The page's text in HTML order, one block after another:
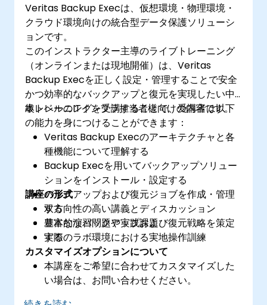
Veritas Backup Execは、仮想環境・物理環境・
クラウド環境向けの統合型データ保護ソリューシ
ョンです。
このインストラクター主導のライブトレーニング
（オンラインまたは現地開催）は、Veritas
Backup Execを正しく設定・管理することで安全
かつ効率的なバックアップと復元を実現したい中
級レベルのITインフラ担当者様向けの内容です。
本トレーニングを受講することで、受講者は以下
の能力を身につけることができます：
Veritas Backup Execのアーキテクチャと各
種機能について理解する
Backup Execを用いてバックアップソリュー
ションをインストール・設定する
バックアップおよび復元ジョブを作成・管理
する
基本的なバックアップおよび復元戦略を策定
する
講座の形式
双方向性の高い講義とディスカッション
豊富な演習問題や実践課題
実際のラボ環境における実地操作訓練
カスタマイズオプションについて
本講座をご希望に合わせてカスタマイズした
い場合は、お問い合わせください。